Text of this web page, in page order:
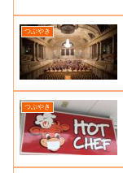
つぶやき
つぶやき